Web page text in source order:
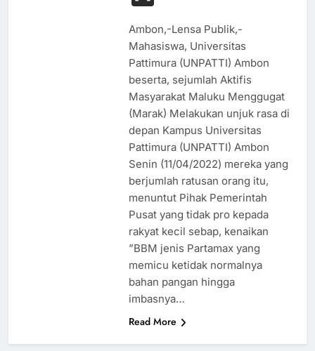
Ambon,-Lensa Publik,-
Mahasiswa, Universitas
Pattimura (UNPATTI) Ambon
beserta, sejumlah Aktifis
Masyarakat Maluku Menggugat
(Marak) Melakukan unjuk rasa di
depan Kampus Universitas
Pattimura (UNPATTI) Ambon
Senin (11/04/2022) mereka yang
berjumlah ratusan orang itu,
menuntut Pihak Pemerintah
Pusat yang tidak pro kepada
rakyat kecil sebap, kenaikan
”BBM jenis Partamax yang
memicu ketidak normalnya
bahan pangan hingga
imbasnya…
Read More